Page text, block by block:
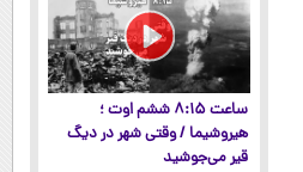
ساعت ۸:۱۵ ششم اوت ؛
هیروشیما / وقتی شهر در دیگ
قیر می‌جوشید